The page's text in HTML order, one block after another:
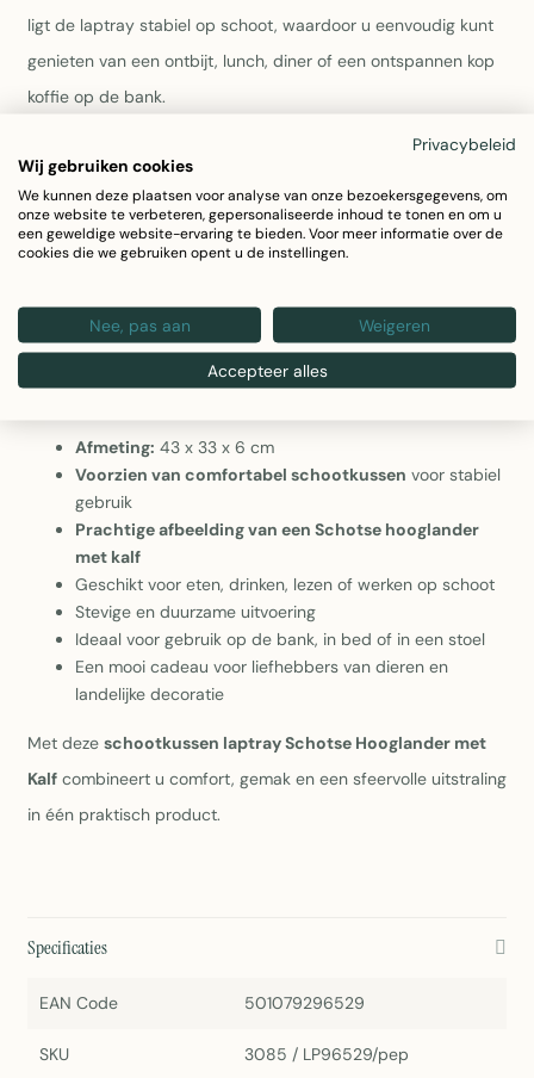
ligt de laptray stabiel op schoot, waardoor u eenvoudig kunt
genieten van een ontbijt, lunch, diner of een ontspannen kop
koffie op de bank.
De stevige bovenplaat biedt voldoende ruimte voor borden,
glazen, laptops of boeken, terwijl het zachte kussen zich
aanpast aan uw benen voor extra comfort. Met een formaat
veelzijdig in gebruik. Een ideale combinatie van functionaliteit
en een landelijke uitstraling.
Afmeting: 43 x 33 x 6 cm
Voorzien van comfortabel schootkussen voor stabiel
gebruik
Prachtige afbeelding van een Schotse hooglander
met kalf
Geschikt voor eten, drinken, lezen of werken op schoot
Stevige en duurzame uitvoering
Ideaal voor gebruik op de bank, in bed of in een stoel
Een mooi cadeau voor liefhebbers van dieren en
landelijke decoratie
Met deze schootkussen laptray Schotse Hooglander met
Kalf combineert u comfort, gemak en een sfeervolle uitstraling
in één praktisch product.
Specificaties
EAN Code 501079296529
SKU 3085 / LP96529/pep
Privacybeleid
Wij gebruiken cookies
We kunnen deze plaatsen voor analyse van onze bezoekersgegevens, om
onze website te verbeteren, gepersonaliseerde inhoud te tonen en om u
een geweldige website-ervaring te bieden. Voor meer informatie over de
cookies die we gebruiken opent u de instellingen.
Nee, pas aan Weigeren
Accepteer alles